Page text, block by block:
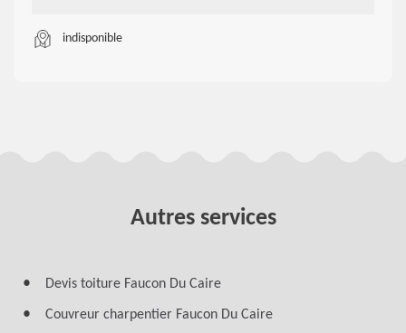
indisponible
Autres services
Devis toiture Faucon Du Caire
Couvreur charpentier Faucon Du Caire